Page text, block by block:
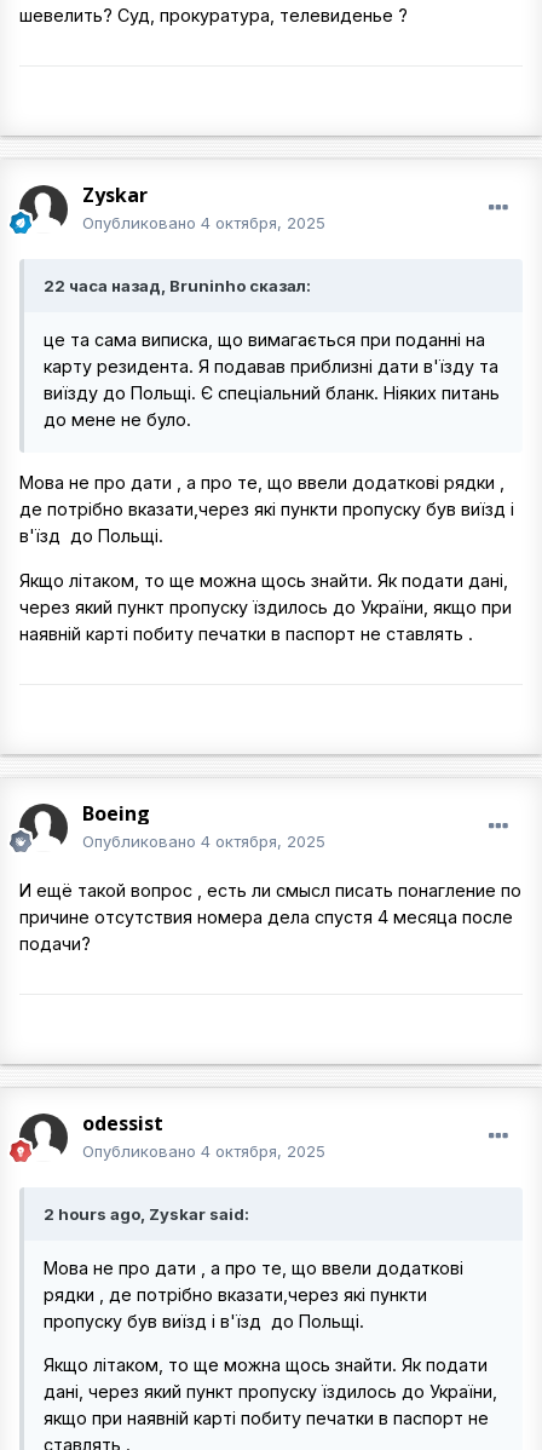
шевелить? Суд, прокуратура, телевиденье ?
Zyskar
Опубликовано 4 октября, 2025
22 часа назад, Bruninho сказал:
це та сама виписка, що вимагається при поданні на
карту резидента. Я подавав приблизні дати в'їзду та
виїзду до Польщі. Є спеціальний бланк. Ніяких питань
до мене не було.
Мова не про дати , а про те, що ввели додаткові рядки ,
де потрібно вказати,через які пункти пропуску був виїзд і
в'їзд до Польщі.
Якщо літаком, то ще можна щось знайти. Як подати дані,
через який пункт пропуску їздилось до України, якщо при
наявній карті побиту печатки в паспорт не ставлять .
Boeing
Опубликовано 4 октября, 2025
И ещё такой вопрос , есть ли смысл писать понагление по
причине отсутствия номера дела спустя 4 месяца после
подачи?
odessist
Опубликовано 4 октября, 2025
2 hours ago, Zyskar said:
Мова не про дати , а про те, що ввели додаткові
рядки , де потрібно вказати,через які пункти
пропуску був виїзд і в'їзд до Польщі.
Якщо літаком, то ще можна щось знайти. Як подати
дані, через який пункт пропуску їздилось до України,
якщо при наявній карті побиту печатки в паспорт не
ставлять .